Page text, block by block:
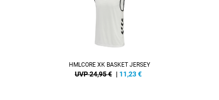
HMLCORE XK BASKET JERSEY
UVP 24,95 € | 11,23€